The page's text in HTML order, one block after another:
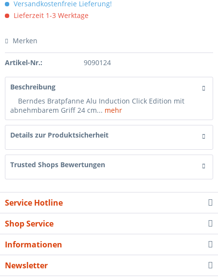
Versandkostenfreie Lieferung!
Lieferzeit 1-3 Werktage
Merken
Artikel-Nr.: 9090124
Beschreibung
Berndes Bratpfanne Alu Induction Click Edition mit
abnehmbarem Griff 24 cm... mehr
Details zur Produktsicherheit
Trusted Shops Bewertungen
Service Hotline
Shop Service
Informationen
Newsletter